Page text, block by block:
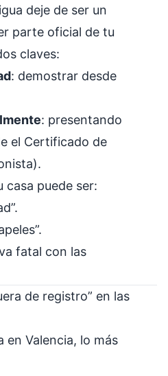
deje de ser un
parte oficial de tu
claves:
: demostrar desde
: presentando
el Certificado de
casa puede ser:
fatal con las
de registro” en las
en Valencia, lo más